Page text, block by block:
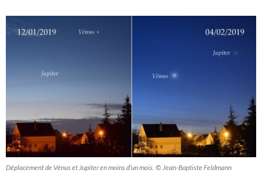
Déplacement de Vénus et Jupiter en moins d’un mois. © Jean-Baptiste Feldmann